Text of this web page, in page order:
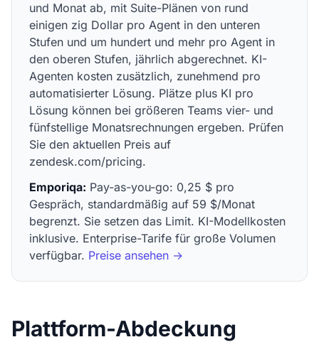
und Monat ab, mit Suite-Plänen von rund
einigen zig Dollar pro Agent in den unteren
Stufen und um hundert und mehr pro Agent in
den oberen Stufen, jährlich abgerechnet. KI-
Agenten kosten zusätzlich, zunehmend pro
automatisierter Lösung. Plätze plus KI pro
Lösung können bei größeren Teams vier- und
fünfstellige Monatsrechnungen ergeben. Prüfen
Sie den aktuellen Preis auf
zendesk.com/pricing.
Emporiqa: Pay-as-you-go: 0,25 $ pro
Gespräch, standardmäßig auf 59 $/Monat
begrenzt. Sie setzen das Limit. KI-Modellkosten
inklusive. Enterprise-Tarife für große Volumen
verfügbar. Preise ansehen →
Plattform-Abdeckung